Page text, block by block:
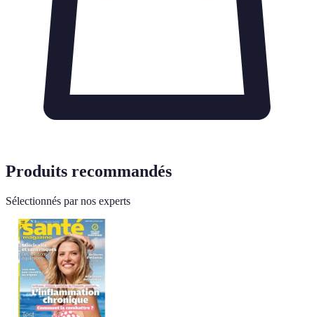
Produits recommandés
Sélectionnés par nos experts